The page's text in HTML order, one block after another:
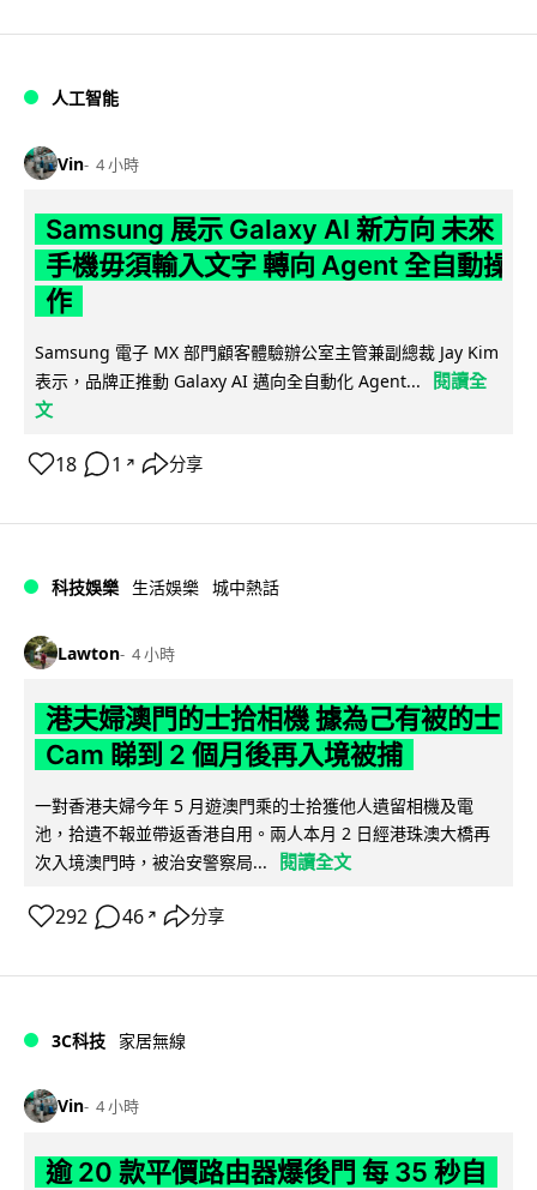
人工智能
Vin 4 小時
Samsung 展示 Galaxy AI 新方向 未來
手機毋須輸入文字 轉向 Agent 全自動操
作
Samsung 電子 MX 部門顧客體驗辦公室主管兼副總裁 Jay Kim
表示，品牌正推動 Galaxy AI 邁向全自動化 Agent...
閱讀全
文
18 1 ↗ 分享
科技娛樂 生活娛樂 城中熱話
Lawton 4 小時
港夫婦澳門的士拾相機 據為己有被的士
Cam 睇到 2 個月後再入境被捕
一對香港夫婦今年 5 月遊澳門乘的士拾獲他人遺留相機及電
池，拾遺不報並帶返香港自用。兩人本月 2 日經港珠澳大橋再
次入境澳門時，被治安警察局...
閱讀全文
292 46 ↗ 分享
3C科技 家居無線
Vin 4 小時
逾 20 款平價路由器爆後門 每 35 秒自